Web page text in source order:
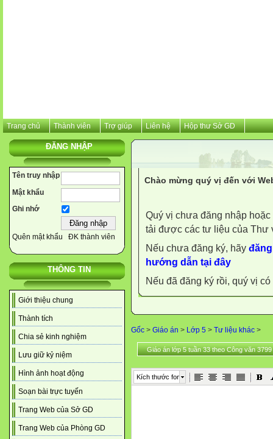
Trang chủ Thành viên Trợ giúp Liên hệ Hộp thư Sở GD
ĐĂNG NHẬP
Tên truy nhập
Mật khẩu
Ghi nhớ
Quên mật khẩu ĐK thành viên
THÔNG TIN
Giới thiệu chung
Thành tích
Chia sẻ kinh nghiệm
Lưu giữ kỷ niệm
Hình ảnh hoạt động
Soạn bài trực tuyến
Trang Web của Sở GD
Trang Web của Phòng GD
Chào mừng quý vị đến với
Quý vị chưa đăng nhập
tải được các tư liệu của Thư
Nếu chưa đăng ký, hãy
hướng dẫn tại đây
Nếu đã đăng ký rồi, quý vị
Gốc > Giáo án > Lớp 5 > Tư liệu khác >
Giáo án lớp 5 tuần 33 theo Công văn 3799
Kích thước font